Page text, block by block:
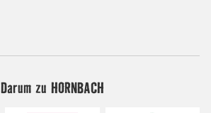
Darum zu HORNBACH